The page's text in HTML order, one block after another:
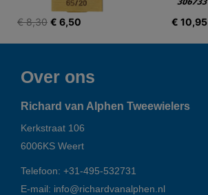
€ 8,30 € 6,50 € 10,95
Over ons
Richard van Alphen Tweewielers
Kerkstraat 106
6006KS Weert
Telefoon: +31-495-532731
E-mail: info@richardvanalphen.nl